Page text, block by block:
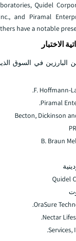
Quidel
and Piramal
have a notable
الاختبار
البارزين في السوق
F. Hoffmann-
Piramal
Becton, Dickinson
B. Braun
Quidel
OraSure
Nectar